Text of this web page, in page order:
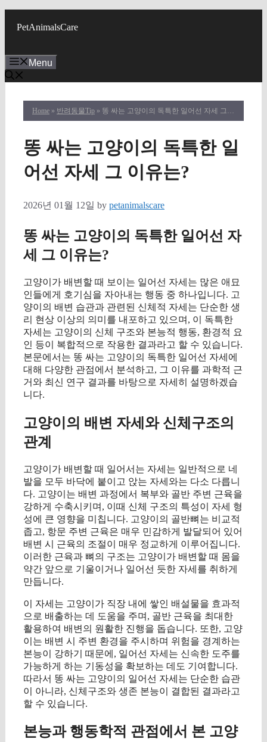
PetAnimalsCare
Menu
Home » 반려동물Tip » 똥 싸는 고양이의 독특한 일어선 자세 그 이유는?
똥 싸는 고양이의 독특한 일
어선 자세 그 이유는?
2026년 01월 12일 by petanimalscare
똥 싸는 고양이의 독특한 일어선 자
세 그 이유는?
고양이가 배변할 때 보이는 일어선 자세는 많은 애묘
인들에게 호기심을 자아내는 행동 중 하나입니다. 고
양이의 배변 습관과 관련된 신체적 자세는 단순한 생
리 현상 이상의 의미를 내포하고 있으며, 이 독특한
자세는 고양이의 신체 구조와 본능적 행동, 환경적 요
인 등이 복합적으로 작용한 결과라고 할 수 있습니다.
본문에서는 똥 싸는 고양이의 독특한 일어선 자세에
대해 다양한 관점에서 분석하고, 그 이유를 과학적 근
거와 최신 연구 결과를 바탕으로 자세히 설명하겠습
니다.
고양이의 배변 자세와 신체구조의
관계
고양이가 배변할 때 일어서는 자세는 일반적으로 네
발을 모두 바닥에 붙이고 앉는 자세와는 다소 다릅니
다. 고양이는 배변 과정에서 복부와 골반 주변 근육을
강하게 수축시키며, 이때 신체 구조의 특성이 자세 형
성에 큰 영향을 미칩니다. 고양이의 골반뼈는 비교적
좁고, 항문 주변 근육은 매우 민감하게 발달되어 있어
배변 시 근육의 조절이 매우 정교하게 이루어집니다.
이러한 근육과 뼈의 구조는 고양이가 배변할 때 몸을
약간 앞으로 기울이거나 일어선 듯한 자세를 취하게
만듭니다.
이 자세는 고양이가 직장 내에 쌓인 배설물을 효과적
으로 배출하는 데 도움을 주며, 골반 근육을 최대한
활용하여 배변의 원활한 진행을 돕습니다. 또한, 고양
이는 배변 시 주변 환경을 주시하며 위험을 경계하는
본능이 강하기 때문에, 일어선 자세는 신속한 도주를
가능하게 하는 기동성을 확보하는 데도 기여합니다.
따라서 똥 싸는 고양이의 일어선 자세는 단순한 습관
이 아니라, 신체구조와 생존 본능이 결합된 결과라고
할 수 있습니다.
본능과 행동학적 관점에서 본 고양